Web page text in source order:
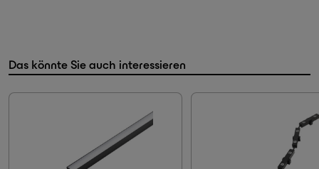
Das könnte Sie auch interessieren